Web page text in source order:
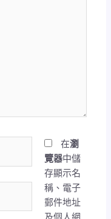
在瀏
覽器中儲
存顯示名
稱、電子
郵件地址